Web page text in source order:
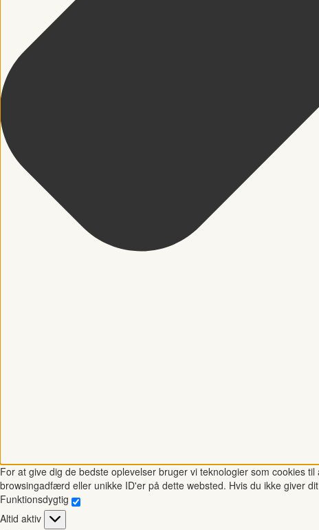
For at give dig de bedste oplevelser bruger vi teknologier som cookies
browsingadfærd eller unikke ID'er på dette websted. Hvis du ikke giver
Funktionsdygtig
Funktionsdygtig
Altid aktiv